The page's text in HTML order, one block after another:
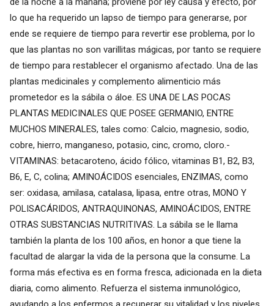
lo que ha requerido un lapso de tiempo para generarse, por
ende se requiere de tiempo para revertir ese problema, por lo
que las plantas no son varillitas mágicas, por tanto se requiere
de tiempo para restablecer el organismo afectado. Una de las
plantas medicinales y complemento alimenticio más
prometedor es la sábila o áloe. ES UNA DE LAS POCAS
PLANTAS MEDICINALES QUE POSEE GERMANIO, ENTRE
MUCHOS MINERALES, tales como: Calcio, magnesio, sodio,
cobre, hierro, manganeso, potasio, cinc, cromo, cloro.-
VITAMINAS: betacaroteno, ácido fólico, vitaminas B1, B2, B3,
B6, E, C, colina; AMINOÁCIDOS esenciales, ENZIMAS, como
ser: oxidasa, amilasa, catalasa, lipasa, entre otras, MONO Y
POLISACÁRIDOS, ANTRAQUINONAS, AMINOÁCIDOS, ENTRE
OTRAS SUBSTANCIAS NUTRITIVAS. La sábila se le llama
también la planta de los 100 años, en honor a que tiene la
facultad de alargar la vida de la persona que la consume. La
forma más efectiva es en forma fresca, adicionada en la dieta
diaria, como alimento. Refuerza el sistema inmunológico,